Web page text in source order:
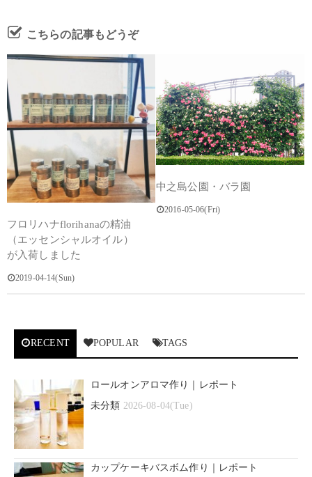
こちらの記事もどうぞ
フロリハナflorihanaの精油
（エッセンシャルオイル）
が入荷しました
2019-04-14(Sun)
中之島公園・バラ園
2016-05-06(Fri)
RECENT POPULAR TAGS
ロールオンアロマ作り｜レポート
未分類 2026-08-04(Tue)
カップケーキバスボム作り｜レポート